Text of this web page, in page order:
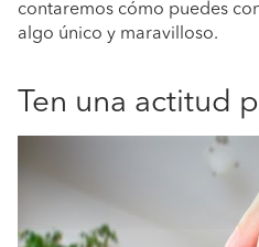
contaremos cómo puedes
algo único y maravilloso.
Ten una actitud